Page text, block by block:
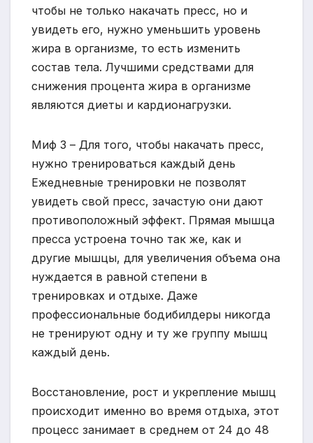
чтобы не только накачать пресс, но и
увидеть его, нужно уменьшить уровень
жира в организме, то есть изменить
состав тела. Лучшими средствами для
снижения процента жира в организме
являются диеты и кардионагрузки.
Миф 3 – Для того, чтобы накачать пресс,
нужно тренироваться каждый день
Ежедневные тренировки не позволят
увидеть свой пресс, зачастую они дают
противоположный эффект. Прямая мышца
пресса устроена точно так же, как и
другие мышцы, для увеличения объема она
нуждается в равной степени в
тренировках и отдыхе. Даже
профессиональные бодибилдеры никогда
не тренируют одну и ту же группу мышц
каждый день.
Восстановление, рост и укрепление мышц
происходит именно во время отдыха, этот
процесс занимает в среднем от 24 до 48